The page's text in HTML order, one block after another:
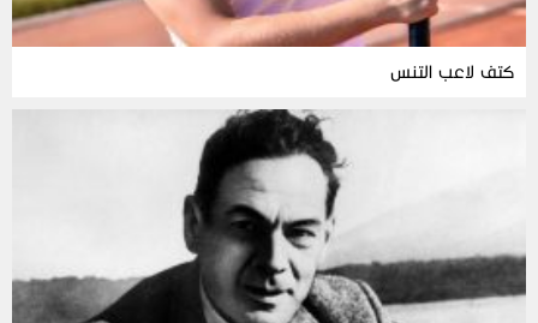
كتف لاعب التنس